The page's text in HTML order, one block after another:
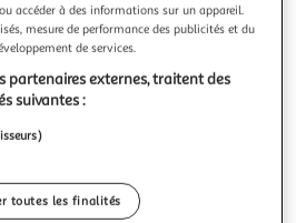
accéder à des informations sur un appareil.
mesure de performance des publicités et du
de services.
partenaires externes, traitent des
suivantes :
toutes les finalités